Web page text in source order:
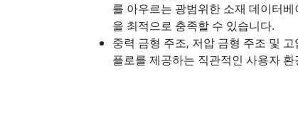
를 아우르는 광범위한 소재 데이터
을 최적으로 충족할 수 있습니다.
중력 금형 주조, 저압 금형 주조 및
플로를 제공하는 직관적인 사용자